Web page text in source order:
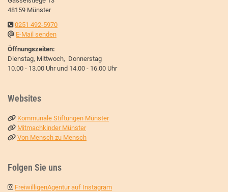
48159 Münster
0251 492-5970
E-Mail senden
Öffnungszeiten:
Dienstag, Mittwoch, Donnerstag
10.00 - 13.00 Uhr und 14.00 - 16.00 Uhr
Websites
Kommunale Stiftungen Münster
Mitmachkinder Münster
Von Mensch zu Mensch
Folgen Sie uns
FreiwilligenAgentur auf Instagram